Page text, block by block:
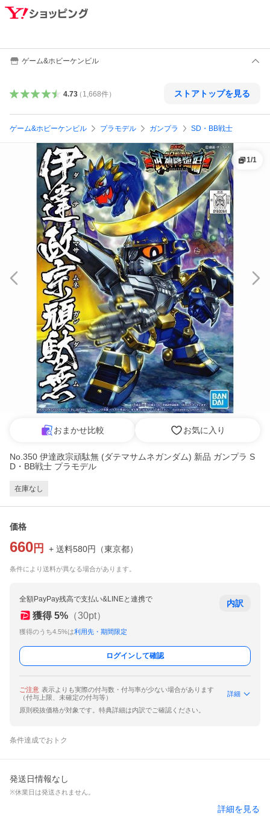
ゲーム&ホビーケンビル
4.73（ 1,668件） ストアトップを見る
ゲーム&ホビーケンビル プラモデル ガンプラ SD・BB戦士
1/1
おまかせ比較 お気に入り
No.350 伊達政宗頑駄無 (ダテマサムネガンダム) 新品 ガンプラ S
D・BB戦士 プラモデル
在庫なし
価格
660 円 + 送料580円 （東京都）
条件により送料が異なる場合があります。
全額PayPay残高で支払い&LINEと連携で
獲得 5% （30pt）
獲得のうち4.5%は利用先・期間限定
内訳
ログインして確認
ご注意 表示よりも実際の付与数・付与率が少ない場合があります
（付与上限、未確定の付与等）
詳細
原則税抜価格が対象です。特典詳細は内訳でご確認ください。
条件達成でおトク
発送日情報なし
※休業日は発送されません。
詳細を見る